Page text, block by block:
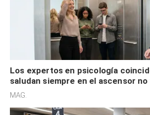
Los expertos en psicología
saludan siempre en el ascensor no
defensiva y tienen apertura social
MAG.